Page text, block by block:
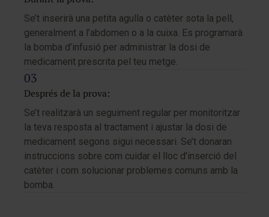
Se’t inserirà una petita agulla o catèter sota la pell,
generalment a l’abdomen o a la cuixa. Es programarà
la bomba d’infusió per administrar la dosi de
medicament prescrita pel teu metge.
Després de la prova:
Se’t realitzarà un seguiment regular per monitoritzar
la teva resposta al tractament i ajustar la dosi de
medicament segons sigui necessari. Se’t donaran
instruccions sobre com cuidar el lloc d’inserció del
catèter i com solucionar problemes comuns amb la
bomba.